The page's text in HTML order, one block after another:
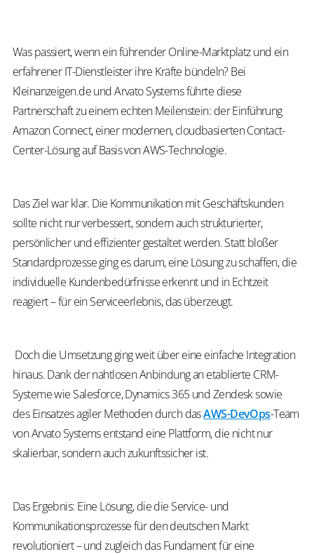
Waspassiert, wenn ein führender Online-Marktplatz und ein
erfahrener IT-Dienstleister ihre Kräfte bündeln? Bei
Kleinanzeigen.de und Arvato Systems führte diese
Partnerschaft zu einem echten Meilenstein: der Einführung
Amazon Connect, einer modernen, cloudbasierten Contact-
Center-Lösung auf Basis von AWS-Technologie.
Das Ziel war klar. Die Kommunikation mit Geschäftskunden
sollte nicht nur verbessert, sondern auch strukturierter,
persönlicher und effizienter gestaltet werden. Statt bloßer
Standardprozesse ging es darum, eine Lösung zu schaffen, die
individuelle Kundenbedürfnisse erkennt und in Echtzeit
reagiert – für ein Serviceerlebnis, das überzeugt.
Doch die Umsetzung ging weit über eine einfache Integration
hinaus. Dank der nahtlosen Anbindung an etablierte CRM-
Systeme wie Salesforce, Dynamics 365 undZendesksowie
des Einsatzes agiler Methoden durch dasAWS-DevOps-Team
von Arvato Systems entstand eine Plattform, die nicht nur
skalierbar, sondern auch zukunftssicher ist.
Das Ergebnis: Eine Lösung, die die Service- und
Kommunikationsprozesse für den deutschen Markt
revolutioniert – und zugleich das Fundament für eine